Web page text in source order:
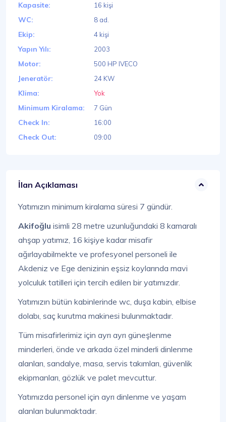
Kapasite: 16 kişi
WC: 8 ad.
Ekip: 4 kişi
Yapın Yılı: 2003
Motor: 500 HP IVECO
Jeneratör: 24 KW
Klima: Yok
Minimum Kiralama: 7 Gün
Check In: 16:00
Check Out: 09:00
İlan Açıklaması
Yatımızın minimum kiralama süresi 7 gündür.
Akifoğlu isimli 28 metre uzunluğundaki 8 kamaralı
ahşap yatımız, 16 kişiye kadar misafir
ağırlayabilmekte ve profesyonel personeli ile
Akdeniz ve Ege denizinin eşsiz koylarında mavi
yolculuk tatilleri için tercih edilen bir yatımızdır.
Yatımızın bütün kabinlerinde wc, duşa kabin, elbise
dolabı, saç kurutma makinesi bulunmaktadır.
Tüm misafirlerimiz için ayrı ayrı güneşlenme
minderleri, önde ve arkada özel minderli dinlenme
alanları, sandalye, masa, servis takımları, güvenlik
ekipmanları, gözlük ve palet mevcuttur.
Yatımızda personel için ayrı dinlenme ve yaşam
alanları bulunmaktadır.